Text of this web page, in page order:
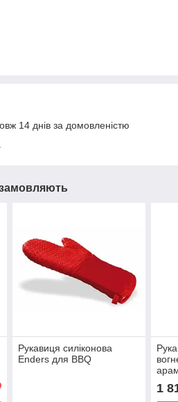
14 днів за домовленістю
Рукавиця силіконова
Enders для BBQ
1